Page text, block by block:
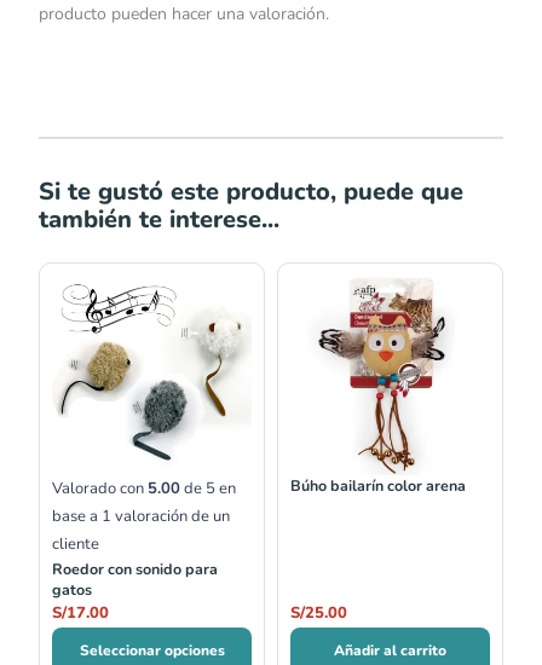
producto pueden hacer una valoración.
Si te gustó este producto, puede que
también te interese...
Valorado con 5.00de 5 en
base a 1 valoración de un
cliente
Roedor con sonido para
gatos
S/17.00
Seleccionar opciones
Búho bailarín color arena
S/25.00
Añadir al carrito